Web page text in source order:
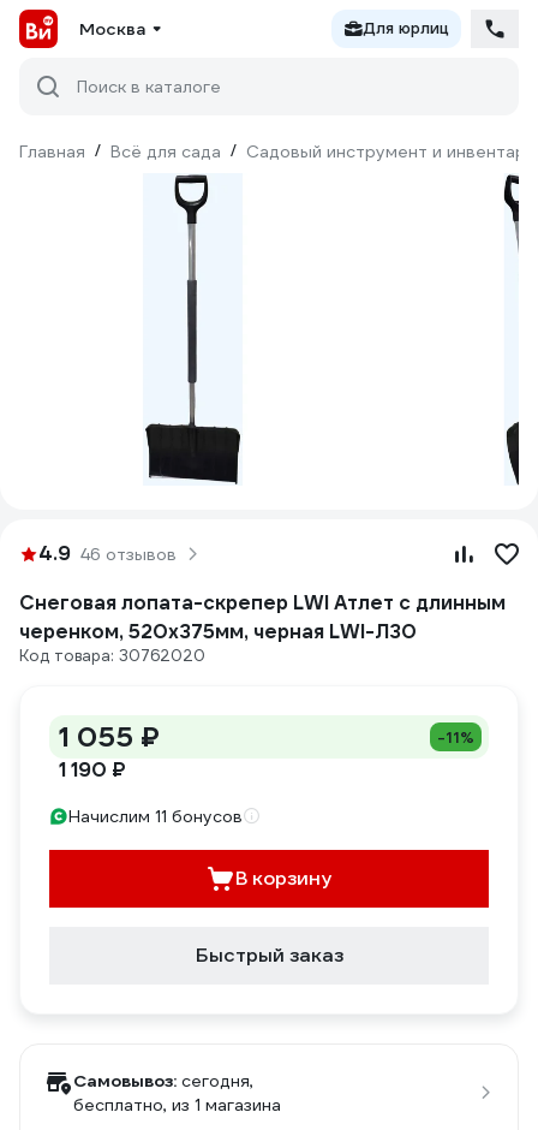
Москва Для юрлиц
Поиск в каталоге
Главная / Всё для сада / Садовый инструмент и инвентарь
4.9 46 отзывов
Снеговая лопата-скрепер LWI Атлет с длинным
черенком, 520x375мм, черная LWI-Л30
Код товара: 30762020
1 055 ₽ -11%
1 190 ₽
Начислим 11 бонусов
В корзину
Быстрый заказ
Самовывоз: сегодня,
бесплатно, из 1 магазина